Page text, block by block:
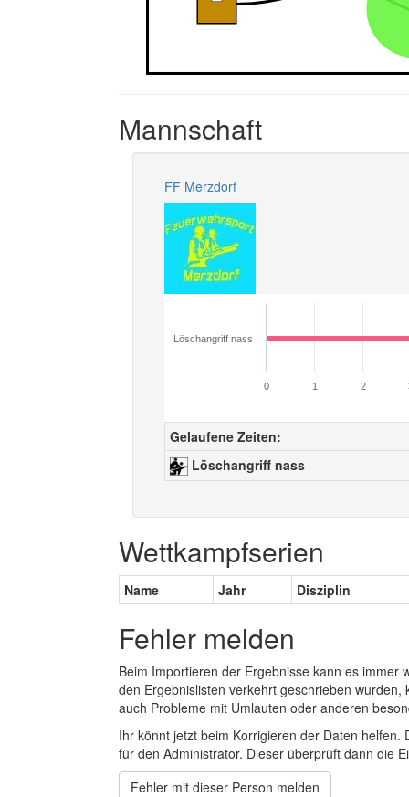
Mannschaft
FF Merzdorf
Löschangriff nass
0 1 2
Gelaufene Zeiten:
Löschangriff nass
Wettkampfserien
Name Jahr Disziplin
Fehler melden
Beim Importieren der Ergebnisse kann es
den Ergebnislisten verkehrt geschrieben
auch Probleme mit Umlauten oder anderen
Ihr könnt jetzt beim Korrigieren der Daten
für den Administrator. Dieser überprüft dann die
Fehler mit dieser Person melden